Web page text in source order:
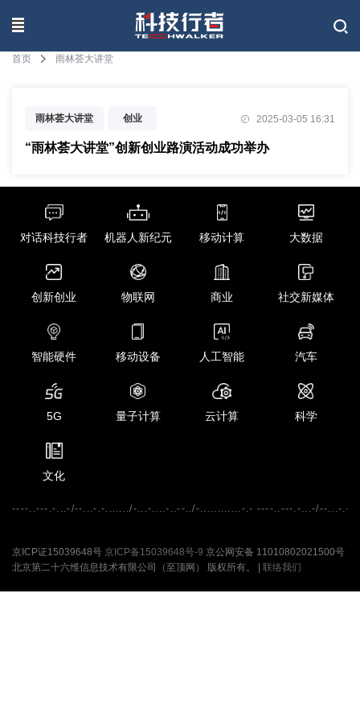
联系我们
首页 雨林荟大讲堂
雨林荟大讲堂 创业 2025-03-05 16:31
“雨林荟大讲堂”创新创业路演活动成功举办
对话科技行者 机器人新纪元 移动计算 大数据
创新创业 物联网 商业 社交新媒体
智能硬件 移动设备 人工智能 汽车
5G 量子计算 云计算 科学
文化
----..---.-...-/--...-.-......./-...-....-..--../-............-.- ----..---.-...-/--...-.-
京ICP证15039648号 京ICP备15039648号-9 京公网安备 11010802021500号
北京第二十六维信息技术有限公司（至顶网） 版权所有。 | 联络我们